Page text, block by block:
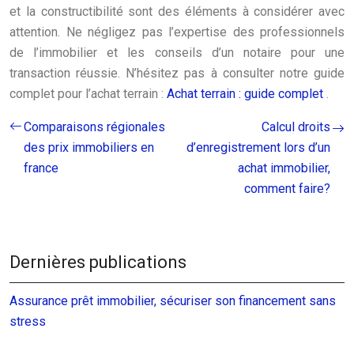
et la constructibilité sont des éléments à considérer avec
attention. Ne négligez pas l’expertise des professionnels
de l’immobilier et les conseils d’un notaire pour une
transaction réussie. N’hésitez pas à consulter notre guide
complet pour l’achat terrain : Achat terrain : guide complet .
Comparaisons régionales
des prix immobiliers en
france
Calcul droits
d’enregistrement lors d’un
achat immobilier,
comment faire?
Dernières publications
Assurance prêt immobilier, sécuriser son financement sans
stress